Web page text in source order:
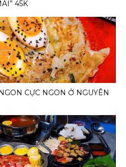
45K
CỰC NGON Ở NGUYÊN